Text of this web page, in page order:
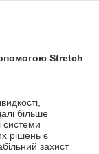
Stretch
більше
системи
рішень є
захист